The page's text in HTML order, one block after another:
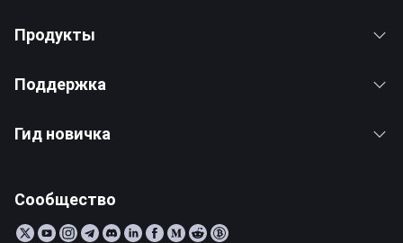
Продукты
Поддержка
Гид новичка
Сообщество